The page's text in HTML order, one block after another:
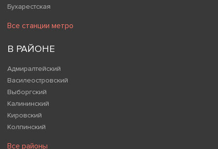
Бухарестская
Все станции метро
В РАЙОНЕ
Адмиралтейский
Василеостровский
Выборгский
Калининский
Кировский
Колпинский
Все районы